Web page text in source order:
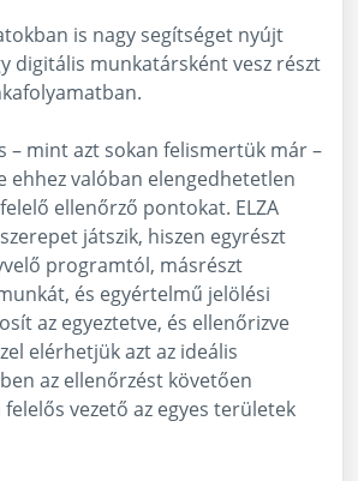
is nagy segítséget nyújt
digitális munkatársként vesz részt
– mint azt sokan felismertük már –
ehhez valóban elengedhetetlen
ellenőrző pontokat. ELZA
játszik, hiszen egyrészt
programtól, másrészt
és egyértelmű jelölési
az egyeztetve, és ellenőrizve
elérhetjük azt az ideális
az ellenőrzést követően
vezető az egyes területek